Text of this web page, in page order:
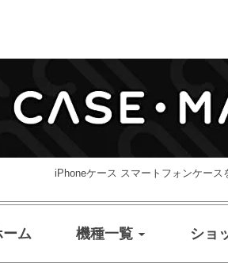
iPhoneケース スマートフォンケー
ーム 機種一覧 ショ